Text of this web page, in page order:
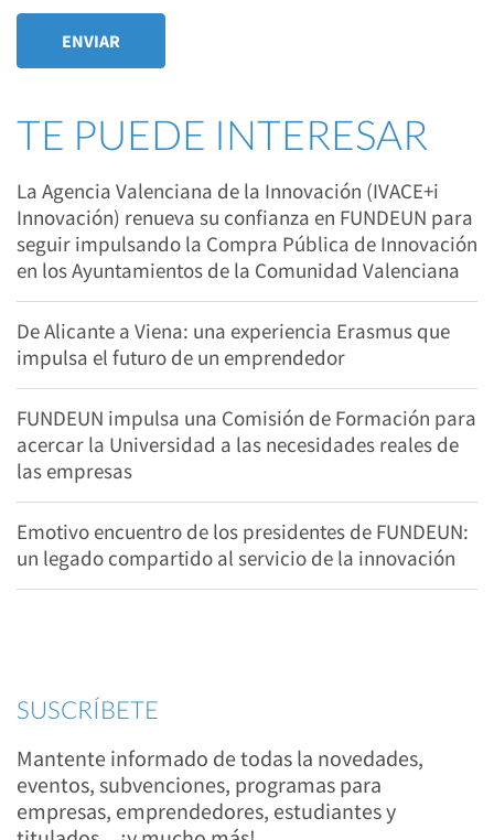
TE PUEDE INTERESAR
La Agencia Valenciana de la Innovación (IVACE+i
Innovación) renueva su confianza en FUNDEUN para
seguir impulsando la Compra Pública de Innovación
en los Ayuntamientos de la Comunidad Valenciana
De Alicante a Viena: una experiencia Erasmus que
impulsa el futuro de un emprendedor
FUNDEUN impulsa una Comisión de Formación para
acercar la Universidad a las necesidades reales de
las empresas
Emotivo encuentro de los presidentes de FUNDEUN:
un legado compartido al servicio de la innovación
SUSCRÍBETE
Mantente informado de todas la novedades,
eventos, subvenciones, programas para
empresas, emprendedores, estudiantes y